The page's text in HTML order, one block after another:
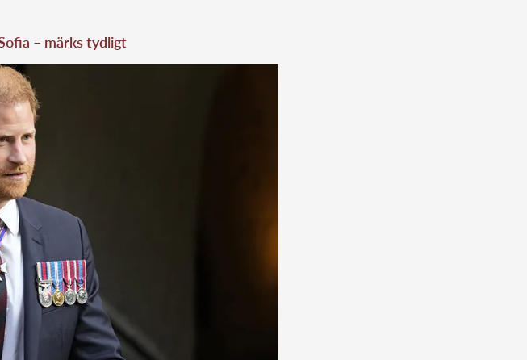
– märks tydligt